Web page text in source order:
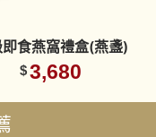
食燕窩禮盒(燕盞)
$3,680